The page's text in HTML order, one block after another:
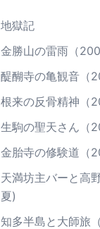
地獄記
金勝山の雷雨（
醍醐寺の亀観音（
根来の反骨精神（
生駒の聖天さん（
金胎寺の修験道（
天満坊主バーと高
夏)
知多半島と大師旅